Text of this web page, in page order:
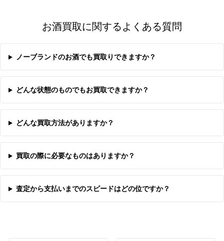
お酒買取に関するよくある質問
ノーブランドのお酒でも買取りできますか？
どんな状態のものでもお買取できますか？
どんな買取方法がありますか？
買取の際に必要なものはありますか？
査定から支払いまでのスピードはどの位ですか？